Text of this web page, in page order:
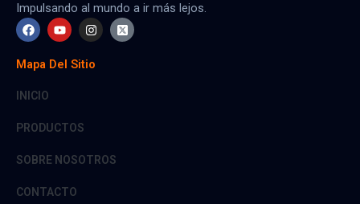
Impulsando al mundo a ir más lejos.
F
a
c
e
b
o
Y
o
u
t
u
I
n
s
t
a
X
-
t
Mapa Del Sitio
INICIO
PRODUCTOS
SOBRE NOSOTROS
CONTACTO